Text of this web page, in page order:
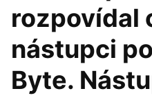
rozpovídal
nástupci
Byte.